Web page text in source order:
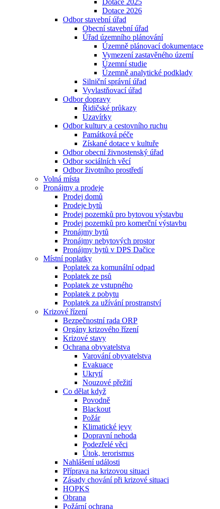
Dotace 2025
Dotace 2026
Odbor stavební úřad
Obecní stavební úřad
Úřad územního plánování
Územně plánovací dokumentace
Vymezení zastavěného území
Územní studie
Územně analytické podklady
Silniční správní úřad
Vyvlastňovací úřad
Odbor dopravy
Řidičské průkazy
Uzavírky
Odbor kultury a cestovního ruchu
Památková péče
Získané dotace v kultuře
Odbor obecní živnostenský úřad
Odbor sociálních věcí
Odbor životního prostředí
Volná místa
Pronájmy a prodeje
Prodej domů
Prodeje bytů
Prodej pozemků pro bytovou výstavbu
Prodej pozemků pro komerční výstavbu
Pronájmy bytů
Pronájmy nebytových prostor
Pronájmy bytů v DPS Dačice
Místní poplatky
Poplatek za komunální odpad
Poplatek ze psů
Poplatek ze vstupného
Poplatek z pobytu
Poplatek za užívání prostranství
Krizové řízení
Bezpečnostní rada ORP
Orgány krizového řízení
Krizové stavy
Ochrana obyvatelstva
Varování obyvatelstva
Evakuace
Ukrytí
Nouzové přežití
Co dělat když
Povodně
Blackout
Požár
Klimatické jevy
Dopravní nehoda
Podezřelé věci
Útok, terorismus
Nahlášení události
Příprava na krizovou situaci
Zásady chování při krizové situaci
HOPKS
Obrana
Požární ochrana